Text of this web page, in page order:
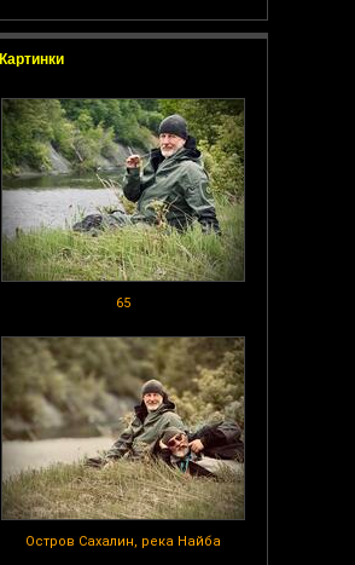
Картинки
65
Остров Сахалин, река Найба